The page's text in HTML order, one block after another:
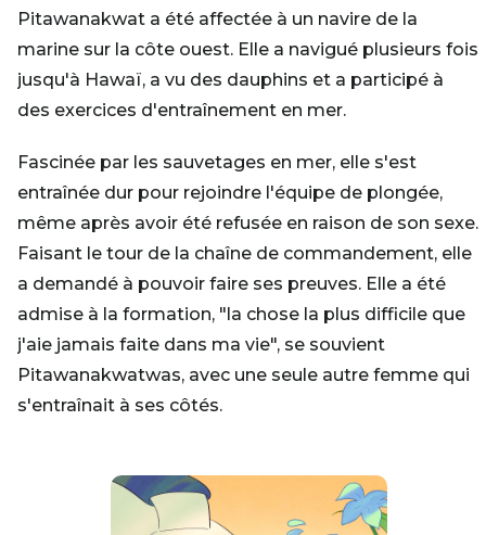
Pitawanakwat a été affectée à un navire de la
marine sur la côte ouest. Elle a navigué plusieurs fois
jusqu'à Hawaï, a vu des dauphins et a participé à
des exercices d'entraînement en mer.
Fascinée par les sauvetages en mer, elle s'est
entraînée dur pour rejoindre l'équipe de plongée,
même après avoir été refusée en raison de son sexe.
Faisant le tour de la chaîne de commandement, elle
a demandé à pouvoir faire ses preuves. Elle a été
admise à la formation, "la chose la plus difficile que
j'aie jamais faite dans ma vie", se souvient
Pitawanakwatwas, avec une seule autre femme qui
s'entraînait à ses côtés.